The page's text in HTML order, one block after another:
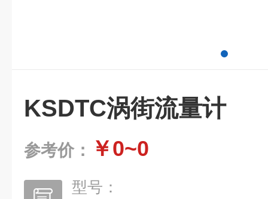
KSDTC涡街流量计
参考价： ￥0~0
型号：